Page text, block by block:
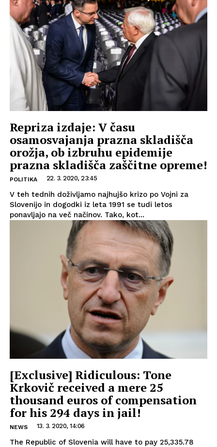
Repriza izdaje: V času
osamosvajanja prazna skladišča
orožja, ob izbruhu epidemije
prazna skladišča zaščitne opreme!
POLITIKA 22. 3. 2020, 23:45
V teh tednih doživljamo najhujšo krizo po Vojni za
Slovenijo in dogodki iz leta 1991 se tudi letos
ponavljajo na več načinov. Tako, kot...
[Exclusive] Ridiculous: Tone
Krkovič received a mere 25
thousand euros of compensation
for his 294 days in jail!
NEWS 13. 3. 2020, 14:06
The Republic of Slovenia will have to pay 25,335.78